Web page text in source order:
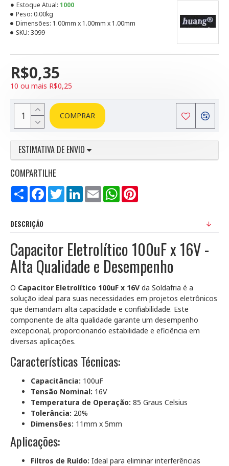
R$0,35
10 ou mais R$0,25
Estoque Atual: 1000
Peso: 0.00kg
Dimensões: 1.00mm x 1.00mm x 1.00mm
SKU: 3099
COMPRAR
ESTIMATIVA DE ENVIO
COMPARTILHE
Compartilhar
FacebookTwitterLinkedInEmail WhatsApp
DESCRIÇÃO
Capacitor Eletrolítico 100uF x 16V -
Alta Qualidade e Desempenho
O Capacitor Eletrolítico 100uF x 16V da Soldafria é a
solução ideal para suas necessidades em projetos eletrônicos
que demandam alta capacidade e confiabilidade. Este
componente de alta qualidade garante um desempenho
excepcional, proporcionando estabilidade e eficiência em
diversas aplicações.
Características Técnicas:
Capacitância: 100uF
Tensão Nominal: 16V
Temperatura de Operação: 85 Graus Celsius
Tolerância: 20%
Dimensões: 11mm x 5mm
Aplicações:
Filtros de Ruído: Ideal para eliminar interferências